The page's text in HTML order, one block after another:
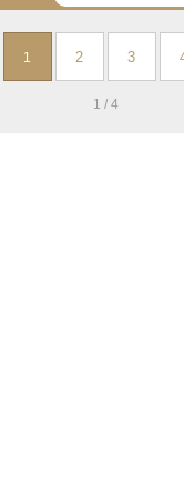
1 2 3
1 / 4